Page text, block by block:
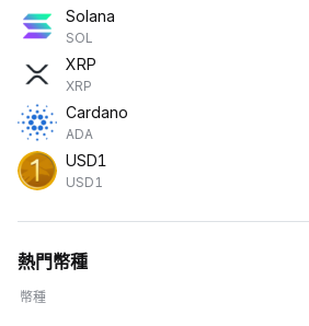
Solana
SOL
XRP
XRP
Cardano
ADA
USD1
USD1
熱門幣種
幣種